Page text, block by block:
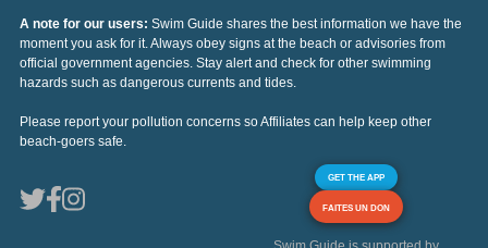
A note for our users: Swim Guide shares the best information we have the
moment you ask for it. Always obey signs at the beach or advisories from
official government agencies. Stay alert and check for other swimming
hazards such as dangerous currents and tides.
Please report your pollution concerns so Affiliates can help keep other
beach-goers safe.
GET THE APP
FAITES UN DON